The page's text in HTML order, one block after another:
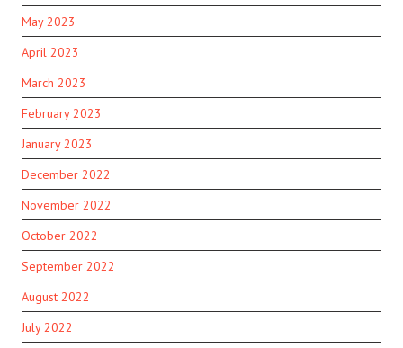
May 2023
April 2023
March 2023
February 2023
January 2023
December 2022
November 2022
October 2022
September 2022
August 2022
July 2022